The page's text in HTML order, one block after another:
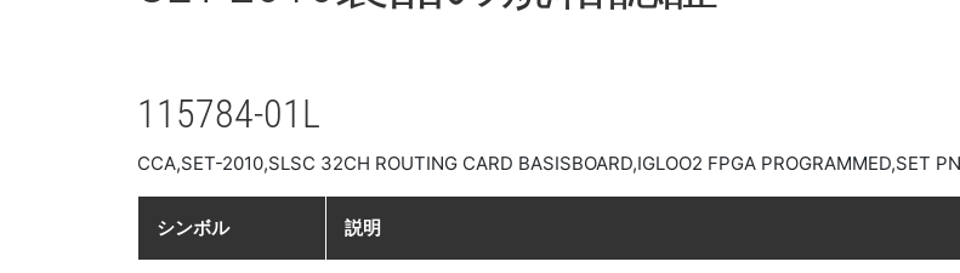
115784-01L
CCA,SET-2010,SLSC 32CH ROUTING CARD BASISBOARD,IGLOO2 FPGA PROGRAMMED,SET
シンボル 説明